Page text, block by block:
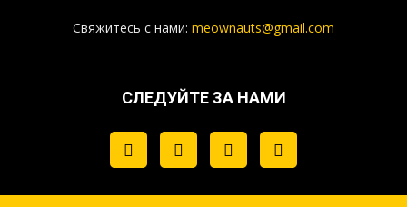
Свяжитесь с нами: meownauts@gmail.com
СЛЕДУЙТЕ ЗА НАМИ